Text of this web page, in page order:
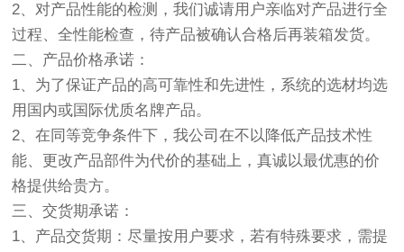
2、对产品性能的检测，我们诚请用户亲临对产品进行全
过程、全性能检查，待产品被确认合格后再装箱发货。
二、产品价格承诺：
1、为了保证产品的高可靠性和先进性，系统的选材均选
用国内或国际优质名牌产品。
2、在同等竞争条件下，我公司在不以降低产品技术性
能、更改产品部件为代价的基础上，真诚以最优惠的价
格提供给贵方。
三、交货期承诺：
1、产品交货期：尽量按用户要求，若有特殊要求，需提